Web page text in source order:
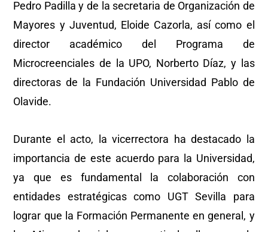
Pedro Padilla y de la secretaria de Organización de
Mayores y Juventud, Eloide Cazorla, así como el
director académico del Programa de
Microcreenciales de la UPO, Norberto Díaz, y las
directoras de la Fundación Universidad Pablo de
Olavide.
Durante el acto, la vicerrectora ha destacado la
importancia de este acuerdo para la Universidad,
ya que es fundamental la colaboración con
entidades estratégicas como UGT Sevilla para
lograr que la Formación Permanente en general, y